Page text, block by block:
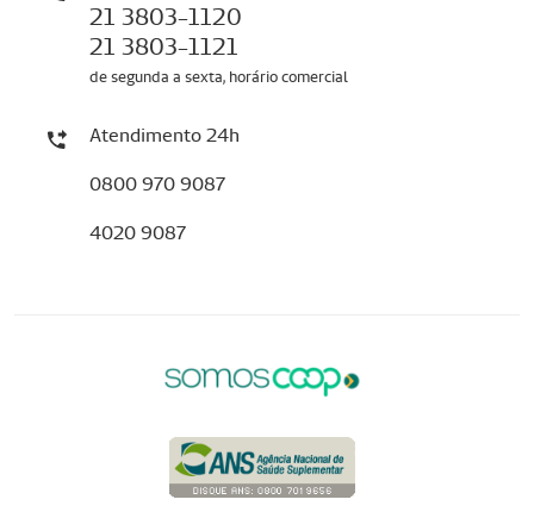
21 3803-1120
21 3803-1121
de segunda a sexta, horário comercial
Atendimento 24h
0800 970 9087
4020 9087